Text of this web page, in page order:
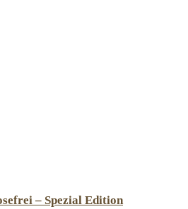
– Spezial Edition